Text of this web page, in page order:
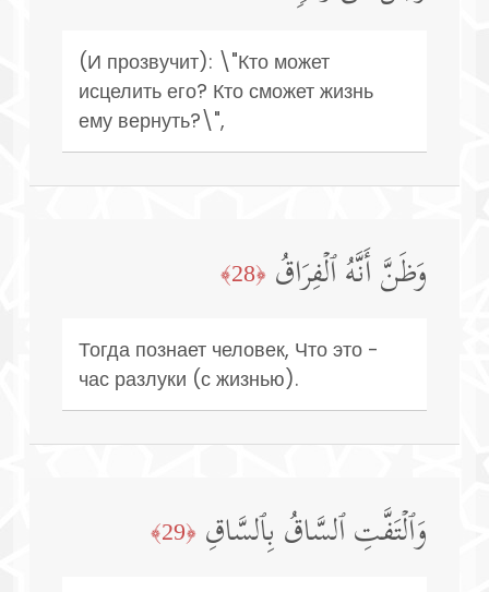
(И прозвучит): \"Кто может
исцелить его? Кто сможет жизнь
ему вернуть?\",
وَظَنَّ أَنَّهُ ٱلۡفِرَاقُ ﴿28﴾
Тогда познает человек, Что это -
час разлуки (с жизнью).
وَٱلۡتَفَّتِ ٱلسَّاقُ بِٱلسَّاقِ ﴿29﴾